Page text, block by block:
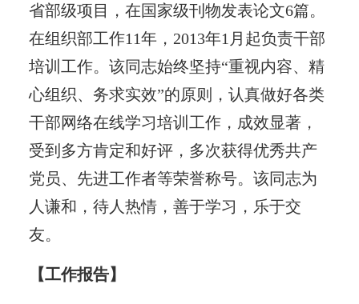
省部级项目，在国家级刊物发表论文6篇。
在组织部工作11年，2013年1月起负责干部
培训工作。该同志始终坚持“重视内容、精
心组织、务求实效”的原则，认真做好各类
干部网络在线学习培训工作，成效显著，
受到多方肯定和好评，多次获得优秀共产
党员、先进工作者等荣誉称号。该同志为
人谦和，待人热情，善于学习，乐于交
友。
【工作报告】